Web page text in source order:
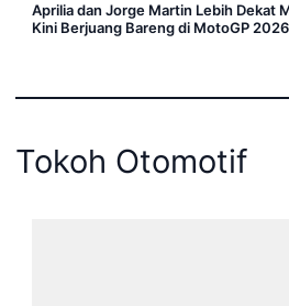
Aprilia dan Jorge Martin Lebih Dekat
Kini Berjuang Bareng di MotoGP 2026
Tokoh Otomotif